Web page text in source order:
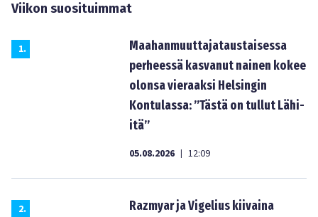
Viikon suosituimmat
1.
Maahanmuuttajataustaisessa
perheessä kasvanut nainen kokee
olonsa vieraaksi Helsingin
Kontulassa: ”Tästä on tullut Lähi-
itä”
05.08.2026 | 12:09
2.
Razmyar ja Vigelius kiivaina